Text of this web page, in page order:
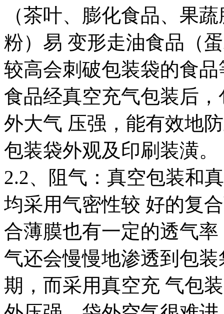
（茶叶、膨化食品、果
粉）易 变形走油食品（
较高会刺破包装袋的食
食品经真空充气包装后
外大气 压强，能有效地
包装袋外观及印刷装潢。
2.2、阻气：真空包装和
均采用气密性较 好的复
合薄膜也有一定的透气
气还会慢慢地渗透到包
期，而采用真空充 气包